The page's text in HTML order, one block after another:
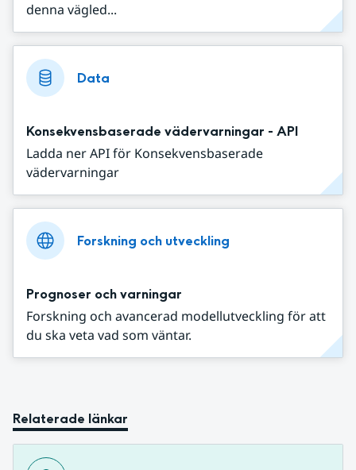
denna vägled...
Data
Konsekvensbaserade vädervarningar - API
Ladda ner API för Konsekvensbaserade
vädervarningar
Forskning och utveckling
Prognoser och varningar
Forskning och avancerad modellutveckling för att
du ska veta vad som väntar.
Relaterade länkar